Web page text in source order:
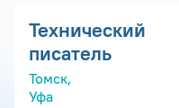
Технический
писатель
Томск,
Уфа